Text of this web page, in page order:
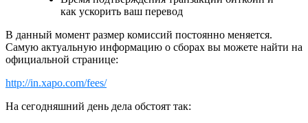
как ускорить ваш перевод
В данный момент размер комиссий постоянно меняется.
Самую актуальную информацию о сборах вы можете найти на
официальной странице:
http://in.xapo.com/fees/
На сегодняшний день дела обстоят так: